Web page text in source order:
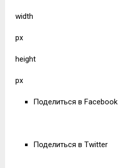
width
px
height
px
Поделиться в Facebook
Поделиться в Twitter